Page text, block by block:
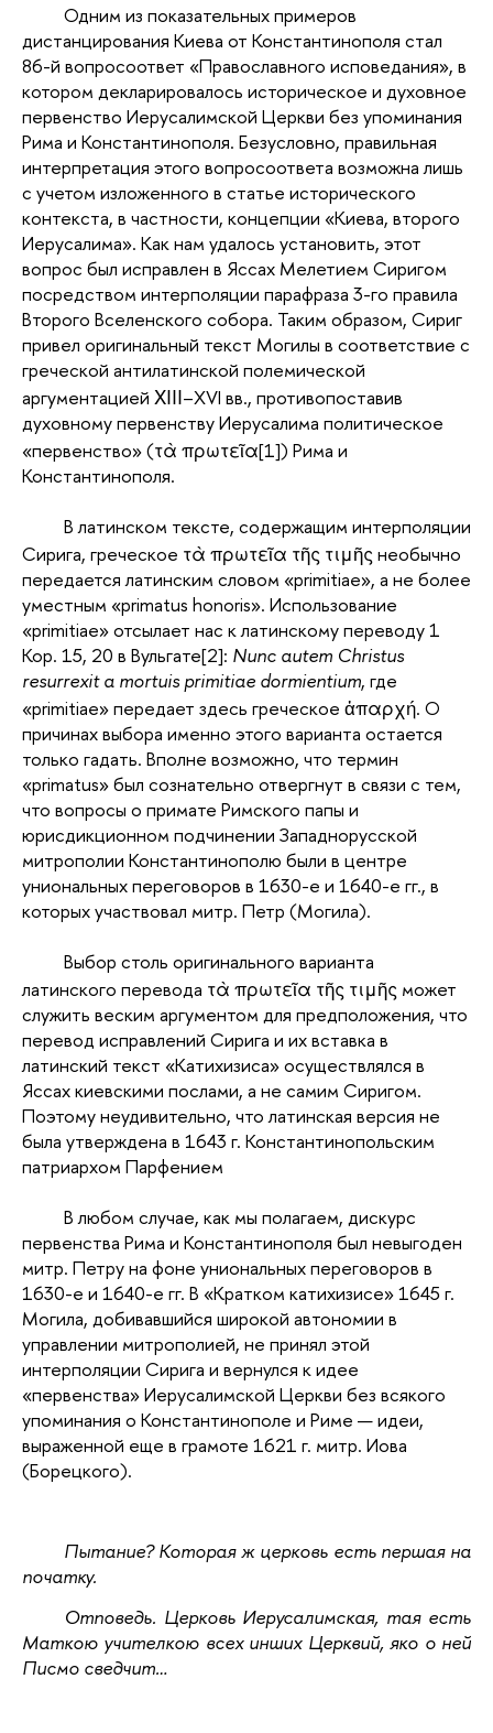
Одним из показательных примеров
дистанцирования Киева от Константинополя стал
86-й вопросоответ «Православного исповедания», в
котором декларировалось историческое и духовное
первенство Иерусалимской Церкви без упоминания
Рима и Константинополя. Безусловно, правильная
интерпретация этого вопросоответа возможна лишь
с учетом изложенного в статье исторического
контекста, в частности, концепции «Киева, второго
Иерусалима». Как нам удалось установить, этот
вопрос был исправлен в Яссах Мелетием Сиригом
посредством интерполяции парафраза 3-го правила
Второго Вселенского собора. Таким образом, Сириг
привел оригинальный текст Могилы в соответствие с
греческой антилатинской полемической
аргументацией ΧΙΙΙ–XVI вв., противопоставив
духовному первенству Иерусалима политическое
«первенство» (τὰ πρωτεῖα[1]) Рима и
Константинополя.
В латинском тексте, содержащим интерполяции
Сирига, греческое τὰ πρωτεῖα τῆς τιμῆς необычно
передается латинским словом «primitiae», а не более
уместным «primatus honoris». Использование
«primitiae» отсылает нас к латинскому переводу 1
Кор. 15, 20 в Вульгате[2]: Nunc autem Christus
resurrexit a mortuis primitiae dormientium, где
«primitiae» передает здесь греческое ἀπαρχή. О
причинах выбора именно этого варианта остается
только гадать. Вполне возможно, что термин
«primatus» был сознательно отвергнут в связи с тем,
что вопросы о примате Римского папы и
юрисдикционном подчинении Западнорусской
митрополии Константинополю были в центре
униональных переговоров в 1630-е и 1640-е гг., в
которых участвовал митр. Петр (Могила).
Выбор столь оригинального варианта
латинского перевода τὰ πρωτεῖα τῆς τιμῆς может
служить веским аргументом для предположения, что
перевод исправлений Сирига и их вставка в
латинский текст «Катихизиса» осуществлялся в
Яссах киевскими послами, а не самим Сиригом.
Поэтому неудивительно, что латинская версия не
была утверждена в 1643 г. Константинопольским
патриархом Парфением
В любом случае, как мы полагаем, дискурс
первенства Рима и Константинополя был невыгоден
митр. Петру на фоне униональных переговоров в
1630-е и 1640-е гг. В «Кратком катихизисе» 1645 г.
Могила, добивавшийся широкой автономии в
управлении митрополией, не принял этой
интерполяции Сирига и вернулся к идее
«первенства» Иерусалимской Церкви без всякого
упоминания о Константинополе и Риме — идеи,
выраженной еще в грамоте 1621 г. митр. Иова
(Борецкого).
Пытание? Которая ж церковь есть першая на
початку.
Отповедь. Церковь Иерусалимская, тая есть
Маткою учителкою всех инших Церквий, яко о ней
Писмо сведчит…